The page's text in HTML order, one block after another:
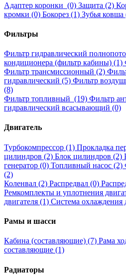
Адаптер коронки (0) Защита (2)
кромки (0) Бокорез (1) Зубья ковша
Фильтры
Фильтр гидравлический
кондиционера (фильтр кабины) (1)
Фильтр трансмиссионный (2)
гидравлический (5) Фильтр
(8)
Фильтр топливный (19) Фильтр
гидравлический всасывающий (0)
Двигатель
Турбокомпрессор (1) Прокладка
цилиндров (2) Блок цилиндров (2)
генератор (0) Топливный насос (2)
(2)
Коленвал (2) Распредвал (0)
Ремкомплекты и уплотнения
двигателя (1) Система охлаждения
Рамы и шасси
Кабина (составляющие) (7) Рама
составляющие (1)
Радиаторы